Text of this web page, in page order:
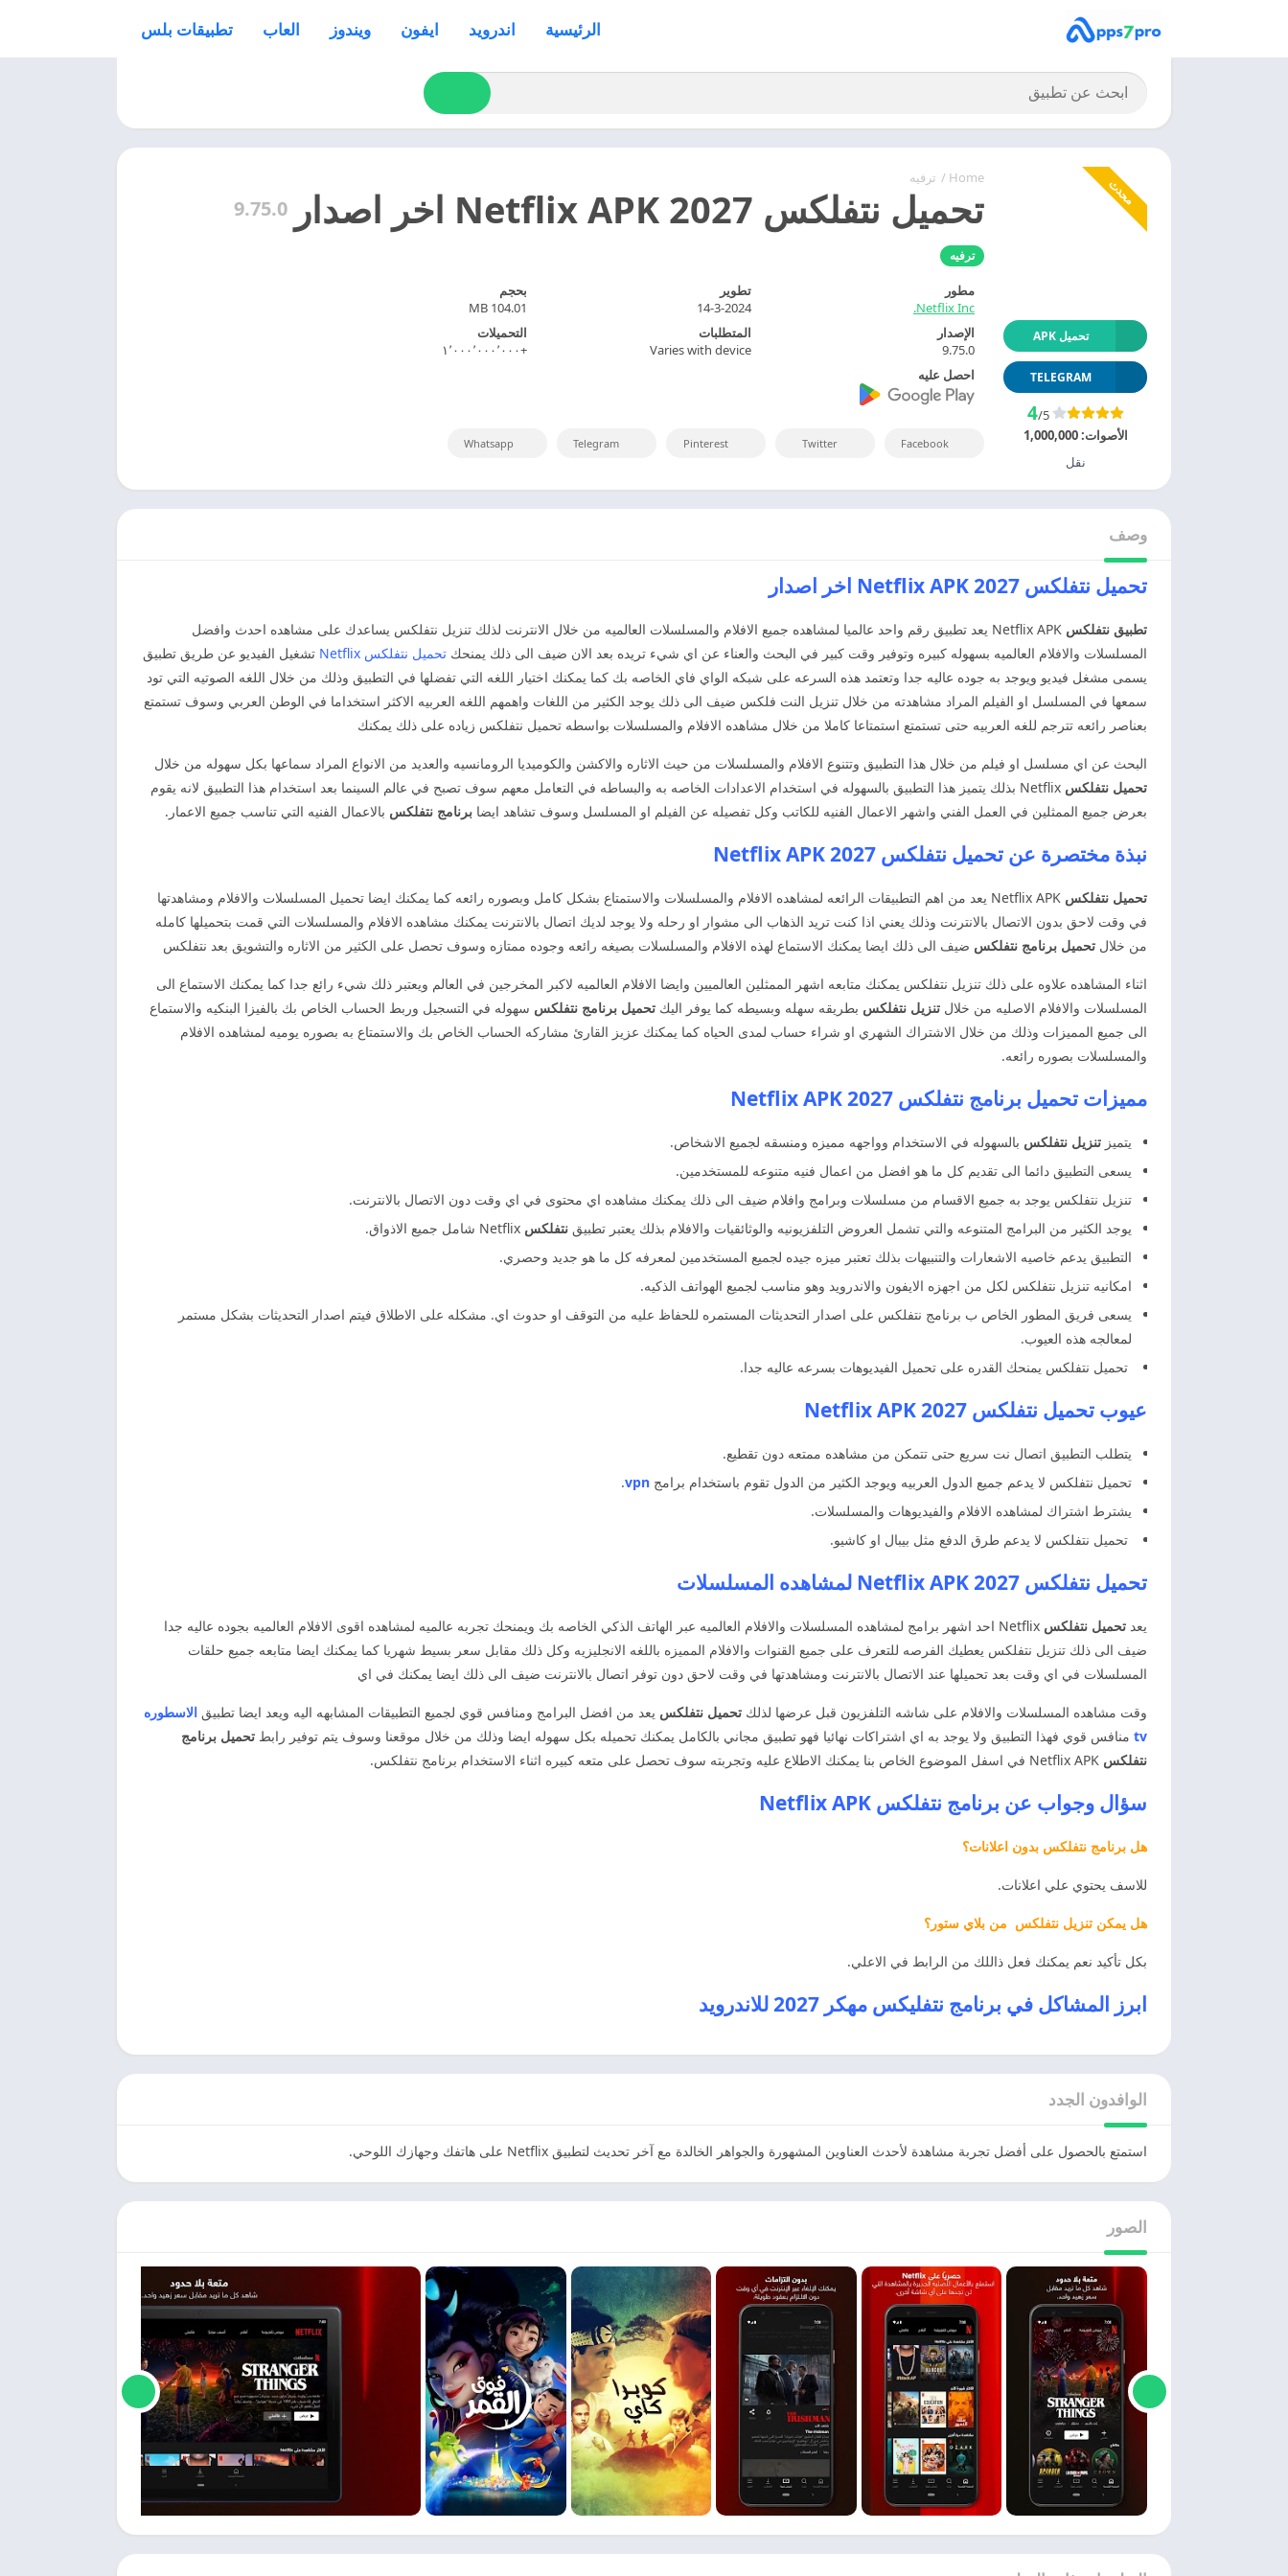
الرئيسية اندرويد ايفون ويندوز العاب تطبيقات بلس
Home
/ ترفيه
تحميل نتفلكس 2027 Netflix APK اخر اصدار 9.75.0
ترفيه
محدث
تحميل APK
TELEGRAM
4/5
الأصوات:1,000,000
نقل
مطور
Netflix Inc.
تطوير
14-3-2024
بحجم
104.01 MB
الإصدار
9.75.0
المتطلبات
Varies with device
التحميلات
+١٬٠٠٠٬٠٠٠٬٠٠٠
احصل عليه
Facebook
Twitter
Pinterest
Telegram
Whatsapp
وصف
تحميل نتفلكس 2027 Netflix APK اخر اصدار
تطبيق نتفلكس
Netflix APK يعد تطبيق رقم واحد عالميا لمشاهده جميع الافلام والمسلسلات العالميه من خلال الانترنت لذلك تنزيل نتفلكس يساعدك على مشاهده احدث وافضل
المسلسلات والافلام العالميه بسهوله كبيره وتوفير وقت كبير في البحث والعناء عن اي شيء تريده بعد الان ضيف الى ذلك يمنحك تحميل نتفلكس Netflix
تشغيل الفيديو عن طريق تطبيق
يسمى مشغل فيديو ويوجد به جوده عاليه جدا وتعتمد هذه السرعه على شبكه الواي فاي الخاصه بك كما يمكنك اختيار اللغه التي تفضلها في التطبيق وذلك من خلال اللغه الصوتيه التي تود
سمعها في المسلسل او الفيلم المراد مشاهدته من خلال تنزيل النت فلكس ضيف الى ذلك يوجد الكثير من اللغات واهمهم اللغه العربيه الاكثر استخداما في الوطن العربي وسوف تستمتع
بعناصر رائعه تترجم للغه العربيه حتى تستمتع استمتاعا كاملا من خلال مشاهده الافلام والمسلسلات بواسطه تحميل نتفلكس زياده على ذلك يمكنك
البحث عن اي مسلسل او فيلم من خلال هذا التطبيق وتتنوع الافلام والمسلسلات من حيث الاثاره والاكشن والكوميديا الرومانسيه والعديد من الانواع المراد سماعها بكل سهوله من خلال
تحميل نتفلكس
Netflix بذلك يتميز هذا التطبيق بالسهوله في استخدام الاعدادات الخاصه به والبساطه في التعامل معهم سوف تصبح في عالم السينما بعد استخدام هذا التطبيق لانه يقوم
بعرض جميع الممثلين في العمل الفني واشهر الاعمال الفنيه للكاتب وكل تفصيله عن الفيلم او المسلسل وسوف تشاهد ايضا برنامج نتفلكس بالاعمال الفنيه التي تناسب جميع الاعمار.
نبذة مختصرة عن تحميل نتفلكس 2027 Netflix APK
تحميل نتفلكس
Netflix APK يعد من اهم التطبيقات الرائعه لمشاهده الافلام والمسلسلات والاستمتاع بشكل كامل وبصوره رائعه كما يمكنك ايضا تحميل المسلسلات والافلام ومشاهدتها
في وقت لاحق بدون الاتصال بالانترنت وذلك يعني اذا كنت تريد الذهاب الى مشوار او رحله ولا يوجد لديك اتصال بالانترنت يمكنك مشاهده الافلام والمسلسلات التي قمت بتحميلها كامله
من خلال تحميل برنامج نتفلكس ضيف الى ذلك ايضا يمكنك الاستماع لهذه الافلام والمسلسلات بصيغه رائعه وجوده ممتازه وسوف تحصل على الكثير من الاثاره والتشويق بعد نتفلكس
اثناء المشاهده علاوه على ذلك تنزيل نتفلكس يمكنك متابعه اشهر الممثلين العالميين وايضا الافلام العالميه لاكبر المخرجين في العالم ويعتبر ذلك شيء رائع جدا كما يمكنك الاستماع الى
المسلسلات والافلام الاصليه من خلال تنزيل نتفلكس بطريقه سهله وبسيطه كما يوفر اليك تحميل برنامج نتفلكس سهوله في التسجيل وربط الحساب الخاص بك بالفيزا البنكيه والاستماع
الى جميع المميزات وذلك من خلال الاشتراك الشهري او شراء حساب لمدى الحياه كما يمكنك عزيز القارئ مشاركه الحساب الخاص بك والاستمتاع به بصوره يوميه لمشاهده الافلام
والمسلسلات بصوره رائعه.
مميزات تحميل برنامج نتفلكس 2027 Netflix APK
يتميز تنزيل نتفلكس بالسهوله في الاستخدام وواجهه مميزه ومنسقه لجميع الاشخاص.
يسعى التطبيق دائما الى تقديم كل ما هو افضل من اعمال فنيه متنوعه للمستخدمين.
تنزيل نتفلكس يوجد به جميع الاقسام من مسلسلات وبرامج وافلام ضيف الى ذلك يمكنك مشاهده اي محتوى في اي وقت دون الاتصال بالانترنت.
يوجد الكثير من البرامج المتنوعه والتي تشمل العروض التلفزيونيه والوثائقيات والافلام بذلك يعتبر تطبيق نتفلكس
التطبيق يدعم خاصيه الاشعارات والتنبيهات بذلك تعتبر ميزه جيده لجميع المستخدمين لمعرفه كل ما هو جديد وحصري.
امكانيه تنزيل نتفلكس لكل من اجهزه الايفون والاندرويد وهو مناسب لجميع الهواتف الذكيه.
يسعى فريق المطور الخاص ب برنامج نتفلکس على اصدار التحديثات المستمره للحفاظ عليه من التوقف او حدوث اي. مشكله على الاطلاق فيتم اصدار التحديثات بشكل مستمر
لمعالجه هذه العيوب.
تحميل نتفلکس يمنحك القدره على تحميل الفيديوهات بسرعه عاليه جدا.
عيوب تحميل نتفلكس 2027 Netflix APK
يتطلب التطبيق اتصال نت سريع حتى تتمكن من مشاهده ممتعه دون تقطيع.
تحميل نتفلكس لا يدعم جميع الدول العربيه ويوجد الكثير من الدول تقوم باستخدام برامج vpn
.
يشترط اشتراك لمشاهده الافلام والفيديوهات والمسلسلات.
تحميل نتفلکس لا يدعم طرق الدفع مثل بيبال او كاشيو.
تحميل نتفلكس 2027 Netflix APK لمشاهده المسلسلات
يعد تحميل نتفلكس
Netflix احد اشهر برامج لمشاهده المسلسلات والافلام العالميه عبر الهاتف الذكي الخاصه بك ويمنحك تجربه عالميه لمشاهده اقوى الافلام العالميه بجوده عاليه جدا
ضيف الى ذلك تنزيل نتفلكس يعطيك الفرصه للتعرف على جميع القنوات والافلام المميزه باللغه الانجليزيه وكل ذلك مقابل سعر بسيط شهريا كما يمكنك ايضا متابعه جميع حلقات
المسلسلات في اي وقت بعد تحميلها عند الاتصال بالانترنت ومشاهدتها في وقت لاحق دون توفر اتصال بالانترنت ضيف الى ذلك ايضا يمكنك في اي
وقت مشاهده المسلسلات والافلام على شاشه التلفزيون قبل عرضها لذلك تحميل نتفلكس يعد من افضل البرامج ومنافس قوي لجميع التطبيقات المشابهه اليه ويعد ايضا تطبيق الاسطوره
tv منافس قوي فهذا التطبيق ولا يوجد به اي اشتراكات نهائيا فهو تطبيق مجاني بالكامل يمكنك تحميله بكل سهوله ايضا وذلك من خلال موقعنا وسوف يتم توفير رابط تحميل برنامج
نتفلكس
سؤال وجواب عن برنامج نتفلكس
هل برنامج نتفلكس بدون اعلانات؟
للاسف يحتوي علي اعلانات.
هل يمكن تنزيل نتفلكس من بلاي ستور؟
بكل تأكيد نعم يمكنك فعل ذاللك من الرابط في الاعلي.
ابرز المشاكل في برنامج نتفليكس مهكر 2027 للاندرويد
الوافدون الجدد
استمتع بالحصول على أفضل تجربة مشاهدة لأحدث العناوين المشهورة والجواهر الخالدة مع آخر تحديث لتطبيق Netflix على هاتفك وجهازك اللوحي.
الصور